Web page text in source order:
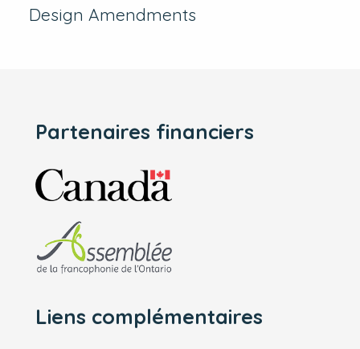
Design Amendments
Partenaires financiers
Liens complémentaires